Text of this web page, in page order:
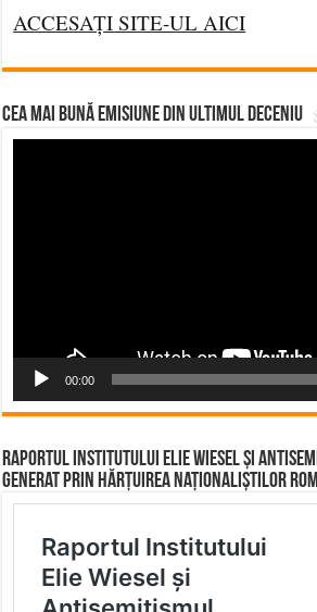
ACCESAȚI SITE-UL AICI
CEA MAI BUNĂ EMISIUNE DIN ULTIMUL DECENIU
00:00
Raportul Institutului Elie Wiesel și
Generat prin Hărțuirea Naționaliștilor